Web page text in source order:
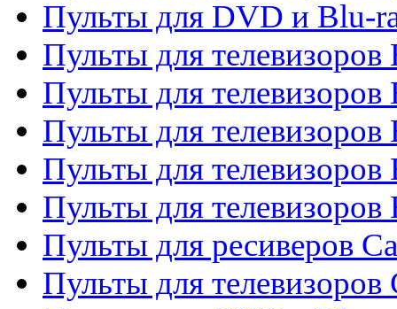
Пульты для DVD и Blu-
Пульты для телевизоров
Пульты для телевизоров
Пульты для телевизоров
Пульты для телевизоров
Пульты для телевизоров
Пульты для ресиверов
Пульты для телевизоров